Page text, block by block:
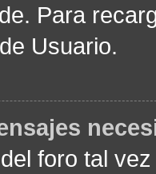
Para
Usuario.
foro tal